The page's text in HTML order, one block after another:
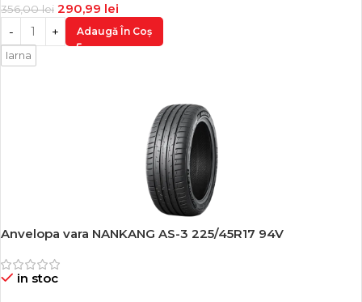
356,00lei 290,99 lei
Adaugă În Coș
Iarna
-18%
Anvelopa vara NANKANG AS-3 225/45R17 94V
in stoc